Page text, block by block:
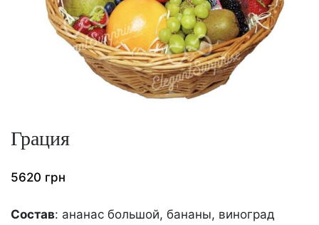
Грация
5620 грн
Состав: ананас большой, бананы, виноград